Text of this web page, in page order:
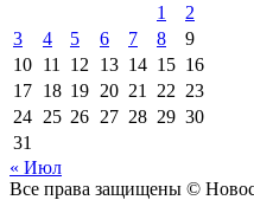
1
2
3
4 5 6 7 8
9
10 11 12 13 14 15 16
17 18 19 20 21 22 23
24 25 26 27 28 29 30
31
« Июл
Все права защищены ©